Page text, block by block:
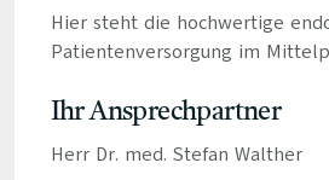
Hier steht die hochwertige
Patientenversorgung im
Ihr Ansprechpartner
Herr Dr. med. Stefan Walther